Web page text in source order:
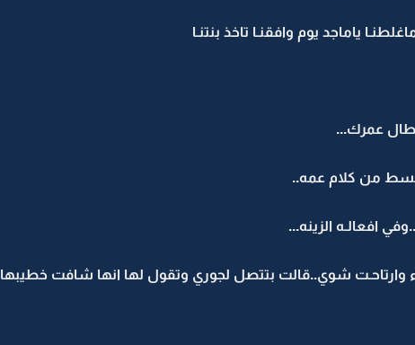
ياماجد يوم وافقنـا تاخذ بنتنـا
طال عمرك...
من كلام عمه..
افعالـه الزينه...
وارتاحـت شوي..قالت بتتصل لجوري وتقول لها انها شافت خطيبها